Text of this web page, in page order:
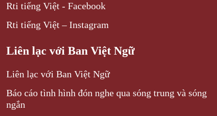
Rti tiếng Việt - Facebook
Rti tiếng Việt – Instagram
Liên lạc với Ban Việt Ngữ
Liên lạc với Ban Việt Ngữ
Báo cáo tình hình đón nghe qua sóng trung và sóng
ngắn